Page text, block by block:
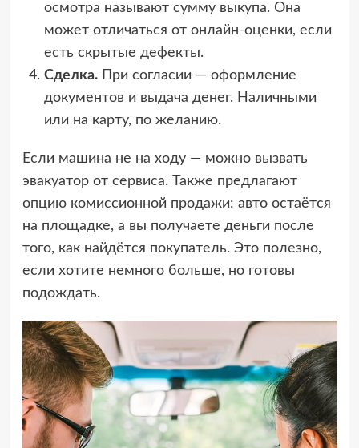
осмотра называют сумму выкупа. Она
может отличаться от онлайн-оценки, если
есть скрытые дефекты.
Сделка.При согласии — оформление
документов и выдача денег. Наличными
или на карту, по желанию.
Если машина не на ходу — можно вызвать
эвакуатор от сервиса. Также предлагают
опцию комиссионной продажи: авто остаётся
на площадке, а вы получаете деньги после
того, как найдётся покупатель. Это полезно,
если хотите немного больше, но готовы
подождать.